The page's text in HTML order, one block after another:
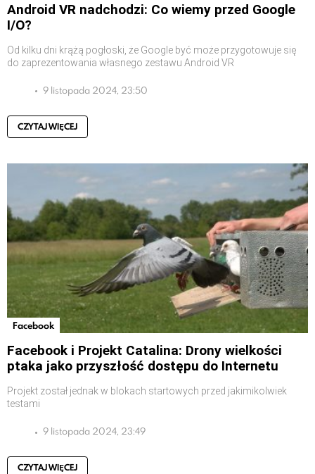
Android VR nadchodzi: Co wiemy przed Google
I/O?
Od kilku dni krążą pogłoski, że Google być może przygotowuje się
do zaprezentowania własnego zestawu Android VR
9 listopada 2024, 23:50
CZYTAJ WIĘCEJ
Facebook
Facebook i Projekt Catalina: Drony wielkości
ptaka jako przyszłość dostępu do Internetu
Projekt został jednak w blokach startowych przed jakimikolwiek
testami
9 listopada 2024, 23:49
CZYTAJ WIĘCEJ